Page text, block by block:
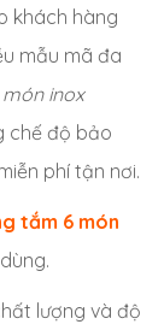
khách hàng
mẫu mã đa
inox
chế độ bảo
phí tận nơi.
tắm 6 món
lượng và độ